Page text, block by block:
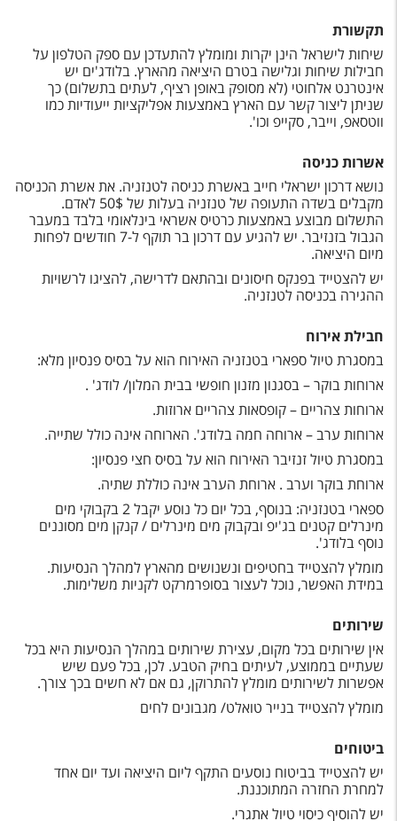
תקשורת
שיחות לישראל הינן יקרות ומומלץ להתעדכן עם ספק הטלפון על
חבילות שיחות וגלישה בטרם היציאה מהארץ. בלודג'ים יש
אינטרנט אלחוטי (לא מסופק באופן רציף, לעתים בתשלום) כך
שניתן ליצור קשר עם הארץ באמצעות אפליקציות ייעודיות כמו
ווטסאפ, וייבר, סקייפ וכו'.
אשרות כניסה
נושא דרכון ישראלי חייב באשרת כניסה לטנזניה. את אשרת הכניסה
מקבלים בשדה התעופה של טנזניה בעלות של 50$ לאדם.
התשלום מבוצע באמצעות כרטיס אשראי בינלאומי בלבד במעבר
הגבול בזנזיבר. יש להגיע עם דרכון בר תוקף ל-7 חודשים לפחות
מיום היציאה.
יש להצטייד בפנקס חיסונים ובהתאם לדרישה, להציגו לרשויות
ההגירה בכניסה לטנזניה.
חבילת אירוח
במסגרת טיול ספארי בטנזניה האירוח הוא על בסיס פנסיון מלא:
ארוחות בוקר – בסגנון מזנון חופשי בבית המלון/ לודג' .
ארוחות צהריים – קופסאות צהריים ארוזות.
ארוחות ערב – ארוחה חמה בלודג'. הארוחה אינה כולל שתייה.
במסגרת טיול זנזיבר האירוח הוא על בסיס חצי פנסיון:
ארוחת בוקר וערב . ארוחת הערב אינה כוללת שתיה.
ספארי בטנזניה: בנוסף, בכל יום כל נוסע יקבל 2 בקבוקי מים
מינרלים קטנים בג'יפ ובקבוק מים מינרלים / קנקן מים מסוננים
נוסף בלודג'.
מומלץ להצטייד בחטיפים ונשנושים מהארץ למהלך הנסיעות.
במידת האפשר, נוכל לעצור בסופרמרקט לקניות משלימות.
שירותים
אין שירותים בכל מקום, עצירת שירותים במהלך הנסיעות היא בכל
שעתיים בממוצע, לעיתים בחיק הטבע. לכן, בכל פעם שיש
אפשרות לשירותים מומלץ להתרוקן, גם אם לא חשים בכך צורך.
מומלץ להצטייד בנייר טואלט/ מגבונים לחים
ביטוחים
יש להצטייד בביטוח נוסעים התקף ליום היציאה ועד יום אחד
למחרת החזרה המתוכננת.
יש להוסיף כיסוי טיול אתגרי.